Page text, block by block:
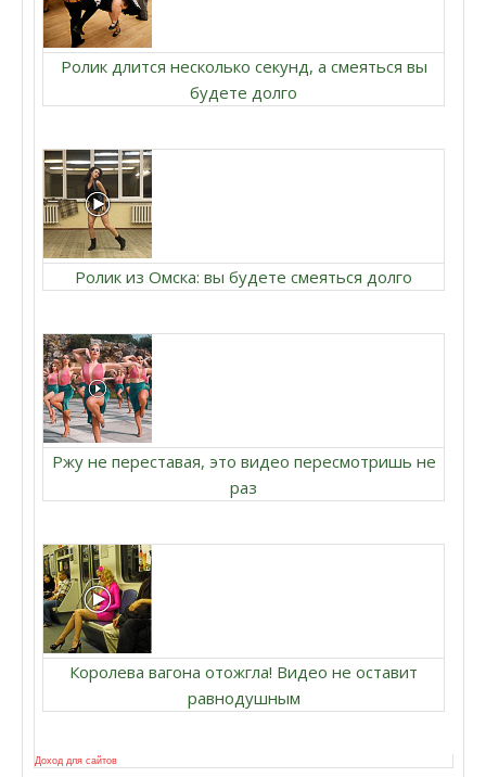
Ролик длится несколько секунд, а смеяться вы
будете долго
Ролик из Омска: вы будете смеяться долго
Ржу не переставая, это видео пересмотришь не
раз
Королева вагона отожгла! Видео не оставит
равнодушным
Доход для сайтов